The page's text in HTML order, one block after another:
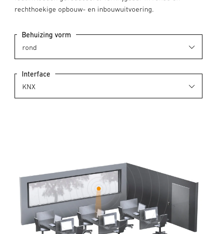
rechthoekige opbouw- en inbouwuitvoering.
Behuizing vorm
Interface